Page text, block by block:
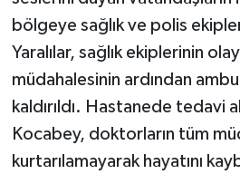
bölgeye sağlık ve polis
Yaralılar, sağlık ekiplerinin
müdahalesinin ardından
kaldırıldı. Hastanede tedavi
Kocabey, doktorların tüm
kurtarılamayarak hayatını